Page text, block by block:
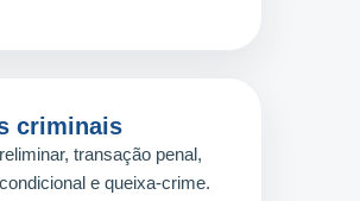
criminais
transação penal,
e queixa-crime.